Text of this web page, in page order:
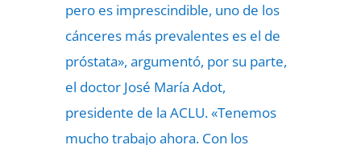
pero es imprescindible, uno de los
cánceres más prevalentes es el de
próstata», argumentó, por su parte,
el doctor José María Adot,
presidente de la ACLU. «Tenemos
mucho trabajo ahora. Con los